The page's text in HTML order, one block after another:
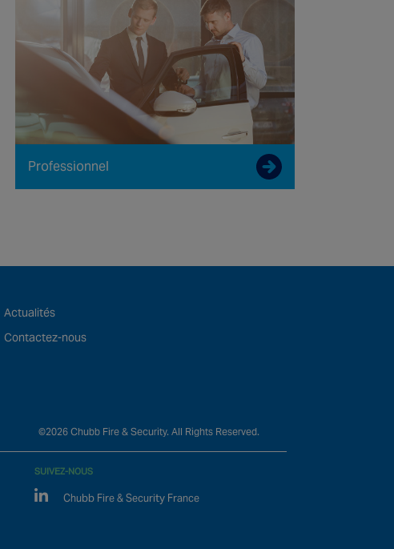
Professionnel
Actualités
Contactez-nous
©2026 Chubb Fire & Security. All Rights Reserved.
SUIVEZ-NOUS
Linked In
Chubb Fire & Security France